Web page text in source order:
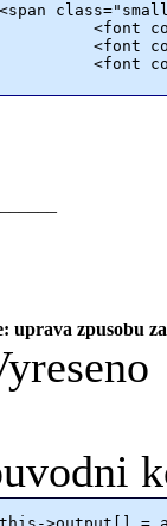
<font
<font
uprava zpusobu